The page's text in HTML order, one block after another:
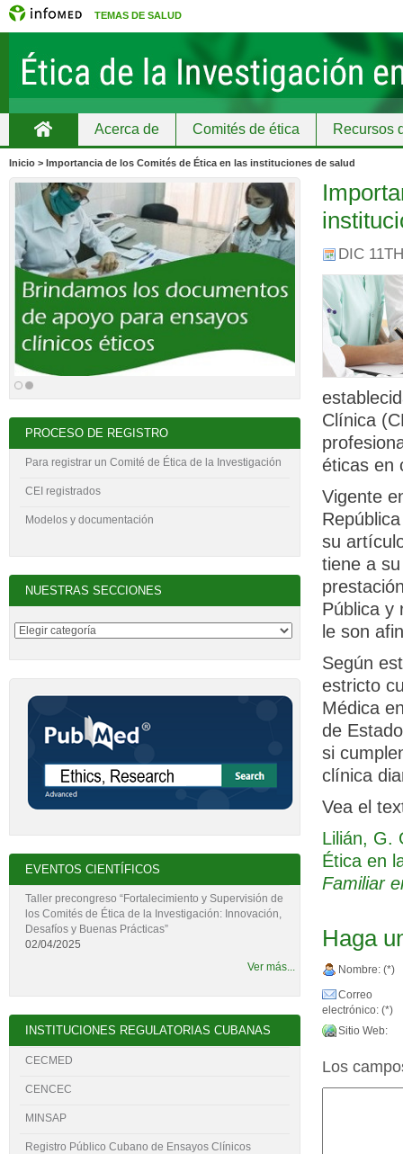
TEMAS DE SALUD
Acerca de Comités de ética Recursos
Educación continuada
Inicio > Importancia de los Comités de Ética en las instituciones de salud
DIC
Clínica
éticas en
Vigente
su
tiene a
Pública y
le son
Según
estricto
Médica
de
si
clínica
Vea el
Lilián, G.
Ética en
Familiar
Haga
Nombre: (*)
Correo
electrónico: (*)
Sitio Web:
Los
PROCESO DE REGISTRO
Para registrar un Comité de Ética de la Investigación
CEI registrados
Modelos y documentación
NUESTRAS SECCIONES
EVENTOS CIENTÍFICOS
Taller precongreso “Fortalecimiento y Supervisión de
los Comités de Ética de la Investigación: Innovación,
Desafíos y Buenas Prácticas”
02/04/2025
Ver más...
INSTITUCIONES REGULATORIAS CUBANAS
CECMED
CENCEC
MINSAP
Registro Público Cubano de Ensayos Clínicos